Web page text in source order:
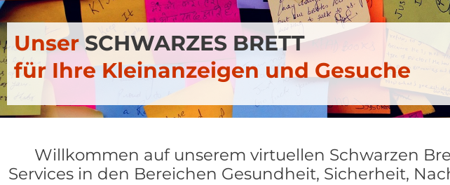
UnserSCHWARZES BRETT
für Ihre Kleinanzeigen und Gesuche
Willkommen auf unserem virtuellen Schwarzen
Services in den Bereichen Gesundheit, Sicherheit,